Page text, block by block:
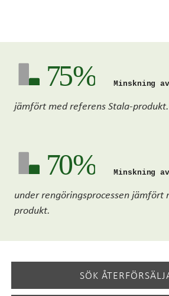
75 % Minskning
jämfört med referens Stala-produkt.
70 % Minskning
under rengöringsprocessen jämfört
produkt.
SÖK